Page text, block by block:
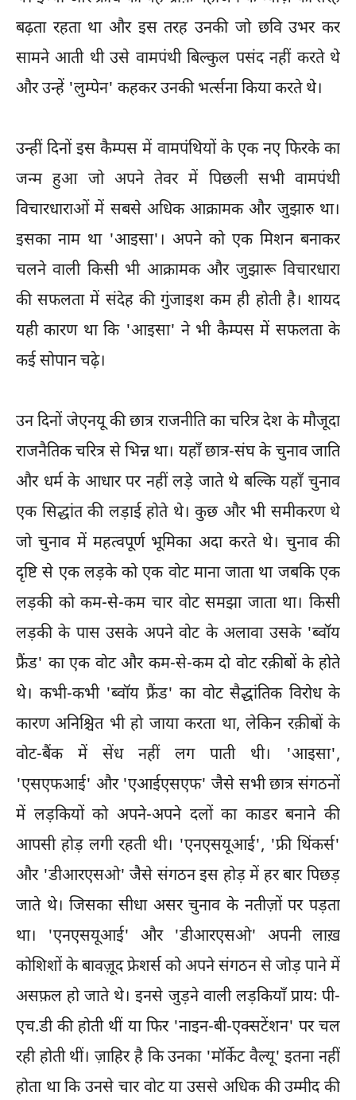
बढ़ता रहता था और इस तरह उनकी जो छवि उभर कर
सामने आती थी उसे वामपंथी बिल्कुल पसंद नहीं करते थे
और उन्हें 'लुम्पेन' कहकर उनकी भर्त्सना किया करते थे।
उन्हीं दिनों इस कैम्पस में वामपंथियों के एक नए फिरके का
जन्म हुआ जो अपने तेवर में पिछली सभी वामपंथी
विचारधाराओं में सबसे अधिक आक्रामक और जुझारु था।
इसका नाम था 'आइसा'। अपने को एक मिशन बनाकर
चलने वाली किसी भी आक्रामक और जुझारू विचारधारा
की सफलता में संदेह की गुंजाइश कम ही होती है। शायद
यही कारण था कि 'आइसा' ने भी कैम्पस में सफलता के
कई सोपान चढ़े।
उन दिनों जेएनयू की छात्र राजनीति का चरित्र देश के मौजूदा
राजनैतिक चरित्र से भिन्न था। यहाँ छात्र-संघ के चुनाव जाति
और धर्म के आधार पर नहीं लड़े जाते थे बल्कि यहाँ चुनाव
एक सिद्धांत की लड़ाई होते थे। कुछ और भी समीकरण थे
जो चुनाव में महत्वपूर्ण भूमिका अदा करते थे। चुनाव की
दृष्टि से एक लड़के को एक वोट माना जाता था जबकि एक
लड़की को कम-से-कम चार वोट समझा जाता था। किसी
लड़की के पास उसके अपने वोट के अलावा उसके 'ब्वॉय
फ्रैंड' का एक वोट और कम-से-कम दो वोट रक़ीबों के होते
थे। कभी-कभी 'ब्वॉय फ्रैंड' का वोट सैद्धांतिक विरोध के
कारण अनिश्चित भी हो जाया करता था, लेकिन रक़ीबों के
वोट-बैंक में सेंध नहीं लग पाती थी। 'आइसा',
'एसएफआई' और 'एआईएसएफ' जैसे सभी छात्र संगठनों
में लड़कियों को अपने-अपने दलों का काडर बनाने की
आपसी होड़ लगी रहती थी। 'एनएसयूआई', 'फ्री थिंकर्स'
और 'डीआरएसओ' जैसे संगठन इस होड़ में हर बार पिछड़
जाते थे। जिसका सीधा असर चुनाव के नतीज़ों पर पड़ता
था। 'एनएसयूआई' और 'डीआरएसओ' अपनी लाख़
कोशिशों के बावज़ूद फ्रेशर्स को अपने संगठन से जोड़ पाने में
असफ़ल हो जाते थे। इनसे जुड़ने वाली लड़कियाँ प्रायः पी-
एच.डी की होती थीं या फिर 'नाइन-बी-एक्सटेंशन' पर चल
रही होती थीं। ज़ाहिर है कि उनका 'मॉर्केट वैल्यू' इतना नहीं
होता था कि उनसे चार वोट या उससे अधिक की उम्मीद की